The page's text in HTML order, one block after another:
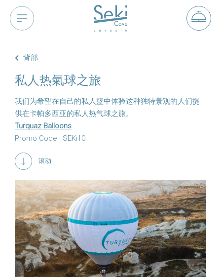
背部
私人热氣球之旅
我们为希望在自己的私人篮中体验这种独特景观的人们提
供在卡帕多西亚的私人热气球之旅。
Turquaz Balloons
Promo Code : SEKı10
滚动